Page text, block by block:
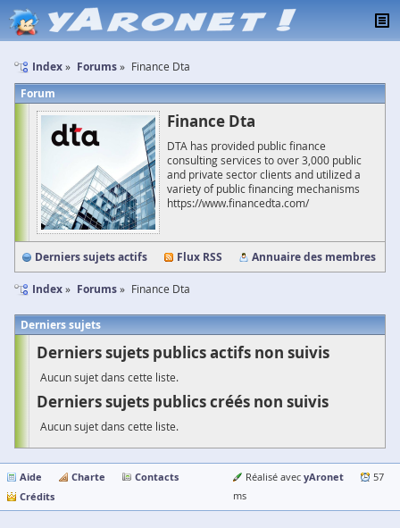
Index Forums Finance Dta
Forum
Finance Dta
DTA has provided public finance
consulting services to over 3,000 public
and private sector clients and utilized a
variety of public financing mechanisms
https://www.financedta.com/
Derniers sujets actifs Flux RSS Annuaire des membres
Index Forums Finance Dta
Derniers sujets
Derniers sujets publics actifs non suivis
Aucun sujet dans cette liste.
Derniers sujets publics créés non suivis
Aucun sujet dans cette liste.
Aide Charte
Contacts
Crédits
Réalisé avec yAronet
57
ms